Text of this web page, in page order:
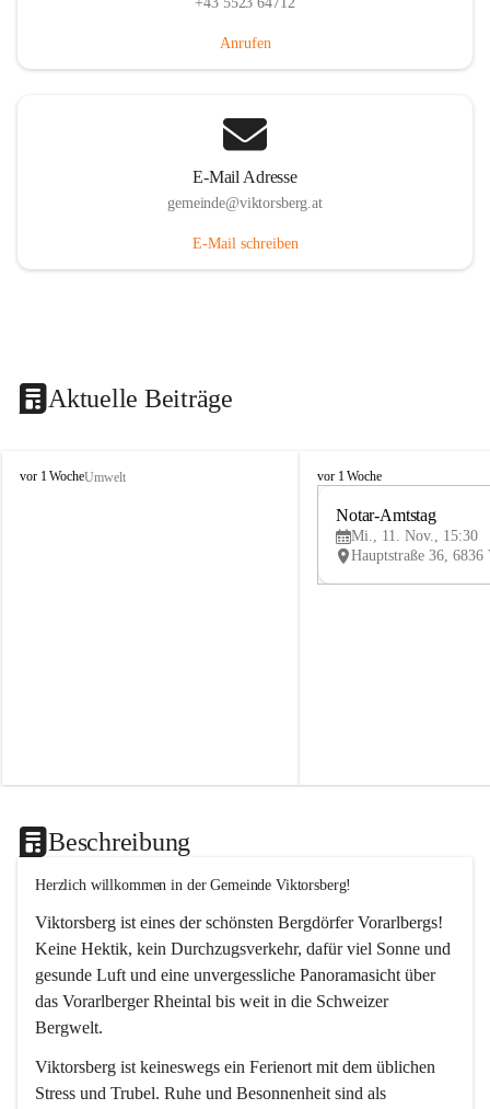
Anrufen
E-Mail Adresse
gemeinde@viktorsberg.at
E-Mail schreiben
Aktuelle Beiträge
V
vor 1 WocheUmwelt
V
vor 1 Woche
Notar-Amtstag
Mi., 11. Nov., 15:30
Beschreibung
Herzlich willkommen in der Gemeinde Viktorsberg!
Viktorsberg ist eines der schönsten Bergdörfer Vorarlbergs!
Keine Hektik, kein Durchzugsverkehr, dafür viel Sonne und
gesunde Luft und eine unvergessliche Panoramasicht über
das Vorarlberger Rheintal bis weit in die Schweizer
Bergwelt.
Viktorsberg ist keineswegs ein Ferienort mit dem üblichen
Stress und Trubel. Ruhe und Besonnenheit sind als